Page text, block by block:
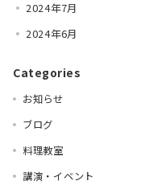
2024年7月
2024年6月
Categories
お知らせ
ブログ
料理教室
講演・イベント